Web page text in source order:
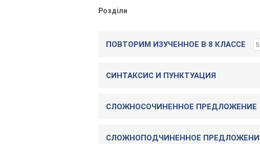
Розділи
ПОВТОРИМ ИЗУЧЕННОЕ В 8 КЛАССЕ
СИНТАКСИС И ПУНКТУАЦИЯ
СЛОЖНОСОЧИНЕННОЕ ПРЕДЛОЖЕНИЕ
СЛОЖНОПОДЧИНЕННОЕ